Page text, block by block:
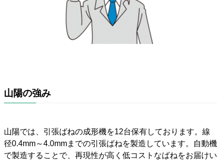
山陽の強み
山陽では、引張ばねの成形機を12台保有しております。線
径0.4mm～4.0mmまでの引張ばねを製造しています。自動機
で製造することで、再現性が高く低コストなばねをお届けい